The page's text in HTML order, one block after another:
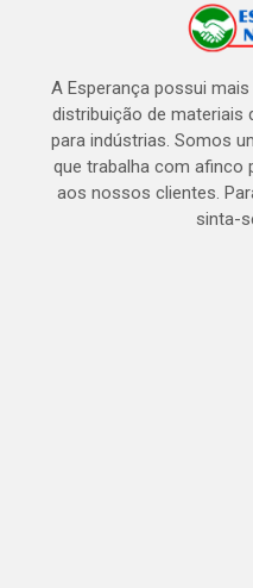
A Esperança possui
distribuição de materiais
para indústrias. Somos
que trabalha com afinco
aos nossos clientes.
sinta-